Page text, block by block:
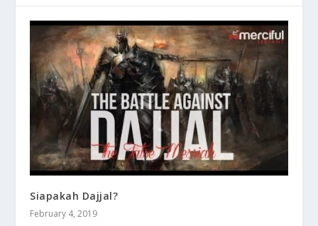
Siapakah Dajjal?
February 4, 2019